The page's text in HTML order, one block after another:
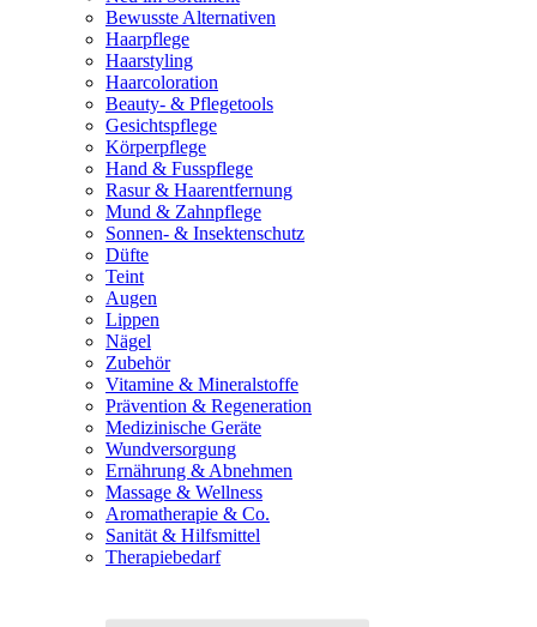
Bewusste Alternativen
Haarpflege
Haarstyling
Haarcoloration
Beauty- & Pflegetools
Gesichtspflege
Körperpflege
Hand & Fusspflege
Rasur & Haarentfernung
Mund & Zahnpflege
Sonnen- & Insektenschutz
Düfte
Teint
Augen
Lippen
Nägel
Zubehör
Vitamine & Mineralstoffe
Prävention & Regeneration
Medizinische Geräte
Wundversorgung
Ernährung & Abnehmen
Massage & Wellness
Aromatherapie & Co.
Sanität & Hilfsmittel
Therapiebedarf